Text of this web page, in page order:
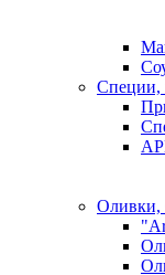
Специи,
Оливки,